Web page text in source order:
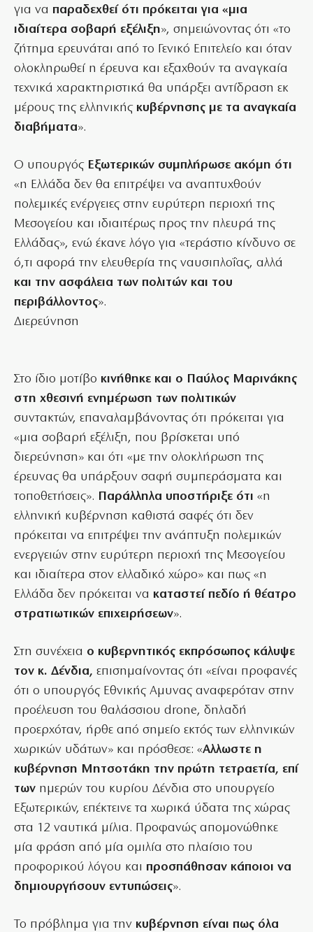
για να παραδεχθεί ότι πρόκειται για «μια
ιδιαίτερα σοβαρή εξέλιξη», σημειώνοντας ότι «το
ζήτημα ερευνάται από το Γενικό Επιτελείο και όταν
ολοκληρωθεί η έρευνα και εξαχθούν τα αναγκαία
τεχνικά χαρακτηριστικά θα υπάρξει αντίδραση εκ
μέρους της ελληνικής κυβέρνησης με τα αναγκαία
διαβήματα».
Ο υπουργός Εξωτερικών συμπλήρωσε ακόμη ότι
«η Ελλάδα δεν θα επιτρέψει να αναπτυχθούν
πολεμικές ενέργειες στην ευρύτερη περιοχή της
Μεσογείου και ιδιαιτέρως προς την πλευρά της
Ελλάδας», ενώ έκανε λόγο για «τεράστιο κίνδυνο σε
ό,τι αφορά την ελευθερία της ναυσιπλοΐας, αλλά
και την ασφάλεια των πολιτών και του
περιβάλλοντος».
Διερεύνηση
Στο ίδιο μοτίβο κινήθηκε και ο Παύλος Μαρινάκης
στη χθεσινή ενημέρωση των πολιτικών
συντακτών, επαναλαμβάνοντας ότι πρόκειται για
«μια σοβαρή εξέλιξη, που βρίσκεται υπό
διερεύνηση» και ότι «με την ολοκλήρωση της
έρευνας θα υπάρξουν σαφή συμπεράσματα και
τοποθετήσεις». Παράλληλα υποστήριξε ότι «η
ελληνική κυβέρνηση καθιστά σαφές ότι δεν
πρόκειται να επιτρέψει την ανάπτυξη πολεμικών
ενεργειών στην ευρύτερη περιοχή της Μεσογείου
και ιδιαίτερα στον ελλαδικό χώρο» και πως «η
Ελλάδα δεν πρόκειται να καταστεί πεδίο ή θέατρο
στρατιωτικών επιχειρήσεων».
Στη συνέχεια ο κυβερνητικός εκπρόσωπος κάλυψε
τον κ. Δένδια, επισημαίνοντας ότι «είναι προφανές
ότι ο υπουργός Εθνικής Αμυνας αναφερόταν στην
προέλευση του θαλάσσιου drone, δηλαδή
προερχόταν, ήρθε από σημείο εκτός των ελληνικών
χωρικών υδάτων» και πρόσθεσε: «Αλλωστε η
κυβέρνηση Μητσοτάκη την πρώτη τετραετία, επί
των ημερών του κυρίου Δένδια στο υπουργείο
Εξωτερικών, επέκτεινε τα χωρικά ύδατα της χώρας
στα 12 ναυτικά μίλια. Προφανώς απομονώθηκε
μία φράση από μία ομιλία στο πλαίσιο του
προφορικού λόγου και προσπάθησαν κάποιοι να
δημιουργήσουν εντυπώσεις».
Το πρόβλημα για την κυβέρνηση είναι πως όλα